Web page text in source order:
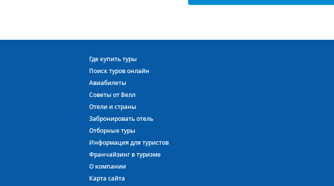
Где купить туры
Поиск туров онлайн
Авиабилеты
Советы от Велл
Отели и страны
Забронировать отель
Отборные туры
Информация для туристов
Франчайзинг в туризме
О компании
Карта сайта